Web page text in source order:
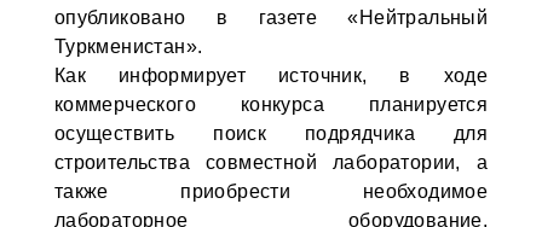
опубликовано в газете «Нейтральный
Туркменистан».
Как информирует источник, в ходе
коммерческого конкурса планируется
осуществить поиск подрядчика для
строительства совместной лаборатории, а
также приобрести необходимое
лабораторное оборудование,